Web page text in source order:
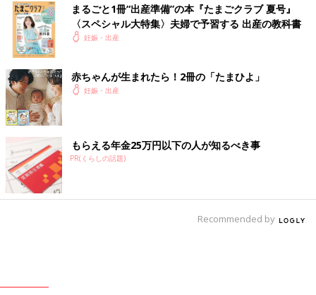
答えた。→子宮口 9cm
ほんとはまだ促進剤maxじゃなかったみたいだけど、「もう増や
さないねー」って言われた。
この内診で、「便ないから大丈夫だよ」って教えてもらった！
ち会い出産
でそれがいちばん心配だったから、もしかしたら嘘か
もしれないけど、一安心。
10:45
「移動するよ」って言われたけど、痛すぎて動けない。落ち着か
ないと無理って言った！でも、そんなの待てないってわかってた
んでしょうね。ずっと痛かったし。痛いのに無理やり車いすに乗
っけられて、点滴と一緒に陣痛室から分娩室までジェットコース
はい、もちろん切りました。
まるごと1冊“出産準備”の本『たまごクラブ 夏号』
〈スペシャル大特集〉夫婦で予習する 出産の教科書
妊娠・出産
赤ちゃんが生まれたら！2冊の「たまひよ」
妊娠・出産
もらえる年金25万円以下の人が知るべき事
PR(くらしの話題)
Recommended by